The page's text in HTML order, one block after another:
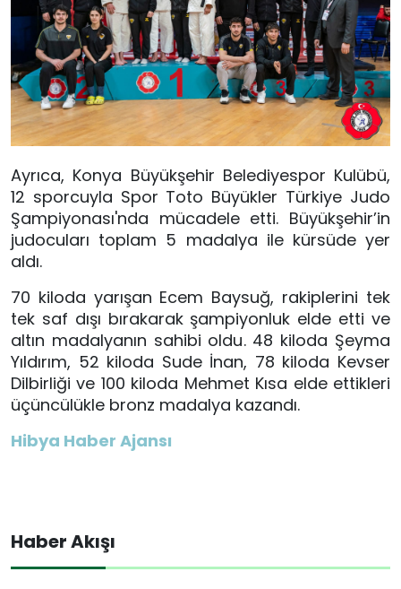
Ayrıca, Konya Büyükşehir Belediyespor Kulübü,
12 sporcuyla Spor Toto Büyükler Türkiye Judo
Şampiyonası'nda mücadele etti. Büyükşehir’in
judocuları toplam 5 madalya ile kürsüde yer
aldı.
70 kiloda yarışan Ecem Baysuğ, rakiplerini tek
tek saf dışı bırakarak şampiyonluk elde etti ve
altın madalyanın sahibi oldu. 48 kiloda Şeyma
Yıldırım, 52 kiloda Sude İnan, 78 kiloda Kevser
Dilbirliği ve 100 kiloda Mehmet Kısa elde ettikleri
üçüncülükle bronz madalya kazandı.
Hibya Haber Ajansı
Haber Akışı